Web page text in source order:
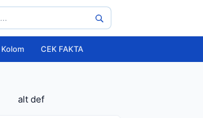
Kolom CEK FAKTA
alt def